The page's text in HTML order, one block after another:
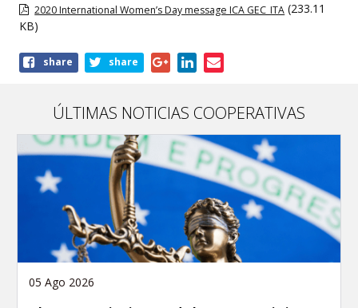
2020 International Women’s Day message ICA GEC_ITA (233.11
KB)
Shareshare share
ÚLTIMAS NOTICIAS COOPERATIVAS
05 Ago 2026